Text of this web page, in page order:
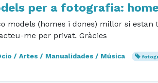
per a fotografia:
models (homes i dones) millor si
me per privat. Gràcies
/ Artes / Manualidades / Música